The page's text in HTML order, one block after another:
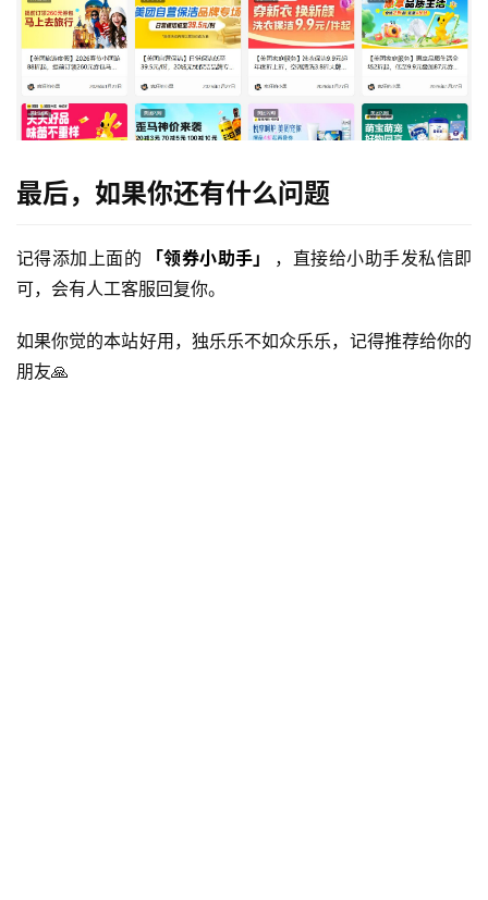
最后，如果你还有什么问题
记得添加上面的 「领券小助手」
，直接给小助手发私信即
可，会有人工客服回复你。
如果你觉的本站好用，独乐乐不如众乐乐，记得推荐给你的
朋友🙏